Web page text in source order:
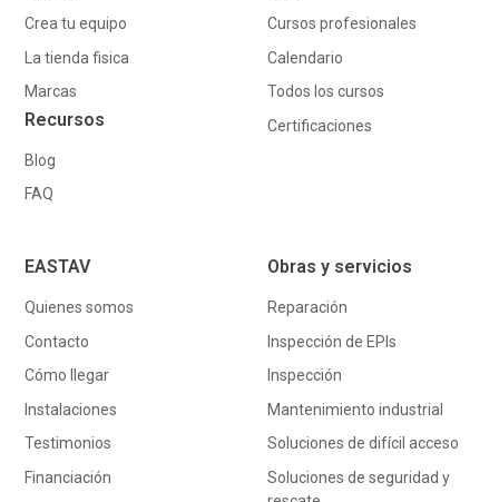
Crea tu equipo
La tienda fisica
Marcas
Recursos
Blog
FAQ
Cursos profesionales
Calendario
Todos los cursos
Certificaciones
EASTAV
Quienes somos
Contacto
Cómo llegar
Instalaciones
Testimonios
Financiación
Obras y servicios
Reparación
Inspección de EPIs
Inspección
Mantenimiento industrial
Soluciones de difícil acceso
Soluciones de seguridad y